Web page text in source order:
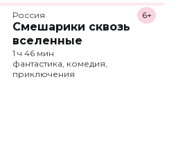
Россия
Смешарики сквозь
вселенные
6+
1 ч 46 мин
фантастика, комедия,
приключения